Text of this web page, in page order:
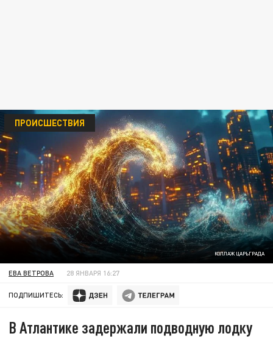
КОЛЛАЖ ЦАРЬГРАДА
ПРОИСШЕСТВИЯ
ЕВА ВЕТРОВА 28 ЯНВАРЯ 16:27
ПОДПИШИТЕСЬ:
В Атлантике задержали подводную лодку